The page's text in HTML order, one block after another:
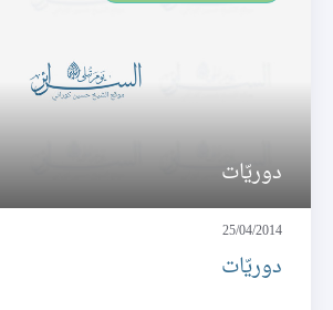
دوريّات
25/04/2014
دوريّات